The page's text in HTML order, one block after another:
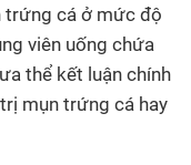
trứng cá ở mức độ
viên uống chứa
thể kết luận chính
mụn trứng cá hay